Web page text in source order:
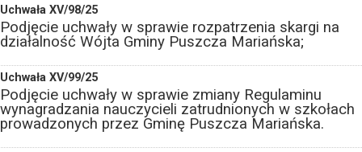
Uchwała XV/98/25
Podjęcie uchwały w sprawie rozpatrzenia skargi na
działalność Wójta Gminy Puszcza Mariańska;
Uchwała XV/99/25
Podjęcie uchwały w sprawie zmiany Regulaminu
wynagradzania nauczycieli zatrudnionych w szkołach
prowadzonych przez Gminę Puszcza Mariańska.